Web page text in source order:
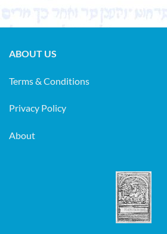
ABOUT US
Terms & Conditions
Privacy Policy
About